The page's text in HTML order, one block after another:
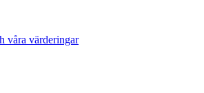
våra värderingar